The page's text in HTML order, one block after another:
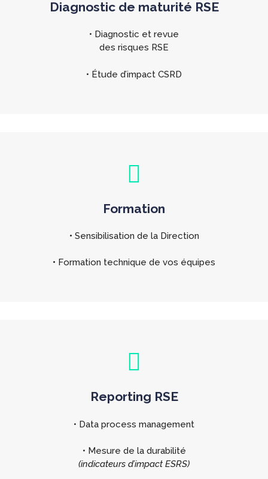
Diagnostic de maturité RSE
• Diagnostic et revue
des risques RSE
• Étude d’impact CSRD
Formation
• Sensibilisation de la Direction
• Formation technique de vos équipes
Reporting RSE
• Data process management
• Mesure de la durabilité
(indicateurs d’impact ESRS)